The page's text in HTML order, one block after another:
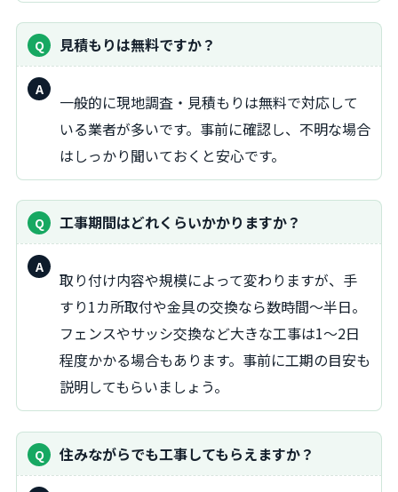
見積もりは無料ですか？
答：
一般的に現地調査・見積もりは無料で対応して
いる業者が多いです。事前に確認し、不明な場合
はしっかり聞いておくと安心です。
工事期間はどれくらいかかりますか？
答：
取り付け内容や規模によって変わりますが、手
すり1カ所取付や金具の交換なら数時間〜半日。
フェンスやサッシ交換など大きな工事は1〜2日
程度かかる場合もあります。事前に工期の目安も
説明してもらいましょう。
住みながらでも工事してもらえますか？